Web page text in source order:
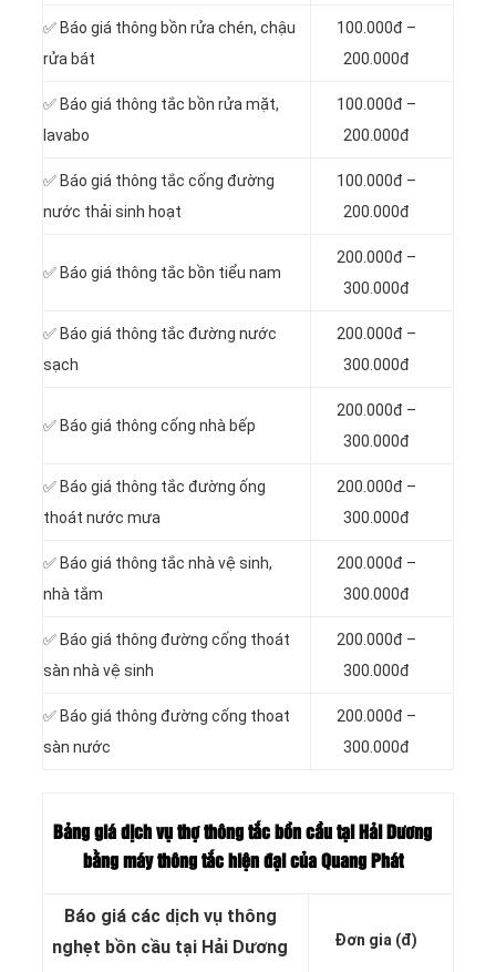
✅ Báo giá thông bồn rửa chén, chậu
rửa bát
100.000đ –
200.000đ
✅ Báo giá thông tắc bồn rửa mặt,
lavabo
100.000đ –
200.000đ
‎✅ Báo giá thông tắc cống đường
nước thải sinh hoạt
100.000đ –
200.000đ
✅ Báo giá thông tắc bồn tiểu nam
200.000đ –
300.000đ
✅ Báo giá thông tắc đường nước
sạch
200.000đ –
300.000đ
✅ Báo giá thông cống nhà bếp
200.000đ –
300.000đ
✅ Báo giá thông tắc đường ống
thoát nước mưa
200.000đ –
300.000đ
✅ Báo giá thông tắc nhà vệ sinh,
nhà tắm
200.000đ –
300.000đ
✅ Báo giá thông đường cống thoát
sàn nhà vệ sinh
200.000đ –
300.000đ
✅ Báo giá thông đường cống thoat
sàn nước
200.000đ –
300.000đ
Bảng giá dịch vụ thợ thông tắc bồn cầu tại Hải Dương
bằng máy thông tắc hiện đại của Quang Phát
Báo giá các dịch vụ thông
nghẹt bồn cầu tại Hải Dương
Đơn gia (đ)